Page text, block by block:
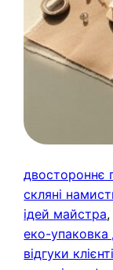
двостороннє
скляні
ідей майстра,
еко-упаковка
відгуки